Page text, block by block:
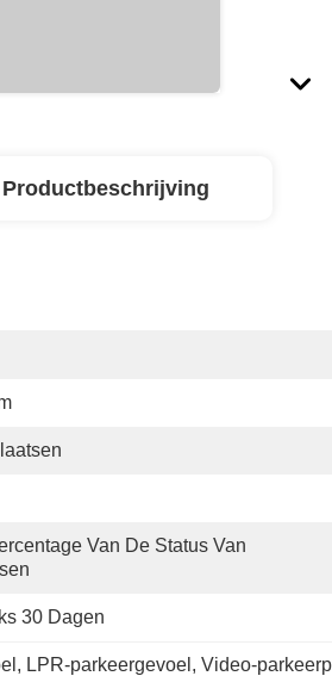
Productbeschrijving
Van De Status Van
30 Dagen
, LPR-parkeergevoel , Video-